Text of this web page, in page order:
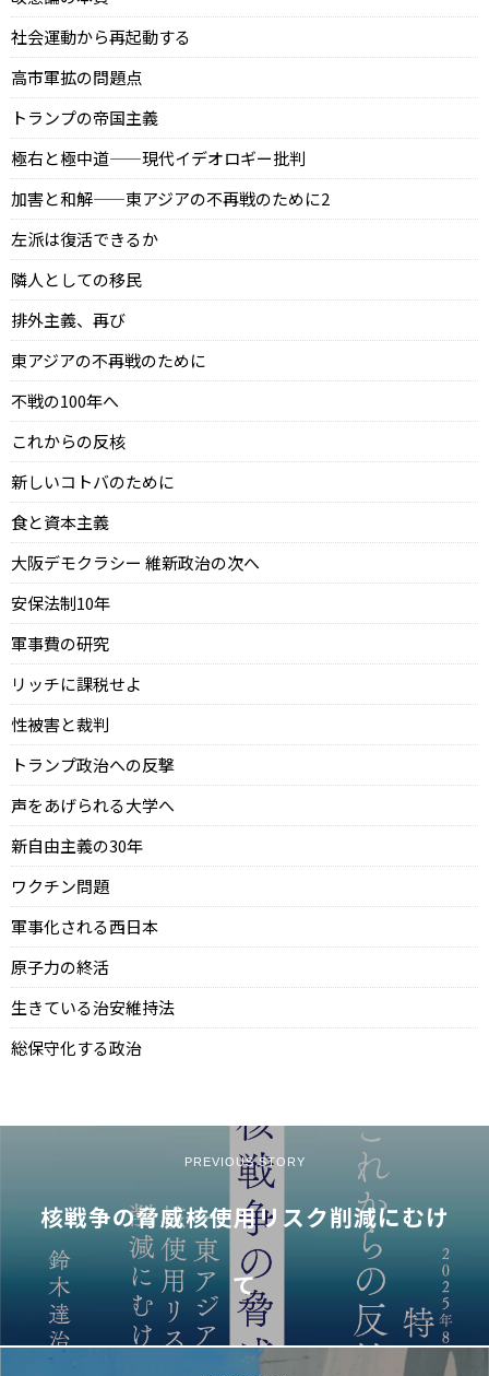
社会運動から再起動する
高市軍拡の問題点
トランプの帝国主義
極右と極中道——現代イデオロギー批判
加害と和解——東アジアの不再戦のために2
左派は復活できるか
隣人としての移民
排外主義、再び
東アジアの不再戦のために
不戦の100年へ
これからの反核
新しいコトバのために
食と資本主義
大阪デモクラシー 維新政治の次へ
安保法制10年
軍事費の研究
リッチに課税せよ
性被害と裁判
トランプ政治への反撃
声をあげられる大学へ
新自由主義の30年
ワクチン問題
軍事化される西日本
原子力の終活
生きている治安維持法
総保守化する政治
PREVIOUS STORY
核戦争の脅威――核使用リスク削減にむけ
て